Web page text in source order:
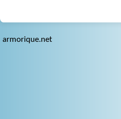
armorique.net